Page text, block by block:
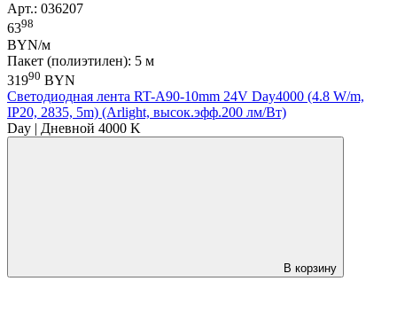
Арт.: 036207
6398
BYN/м
Пакет (полиэтилен): 5 м
31990 BYN
Светодиодная лента RT-A90-10mm 24V Day4000 (4.8 W/m,
IP20, 2835, 5m) (Arlight, высок.эфф.200 лм/Вт)
Day | Дневной 4000 K
В корзину